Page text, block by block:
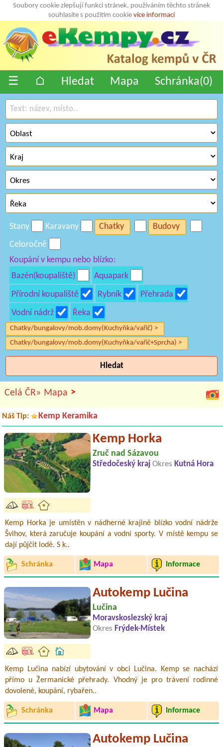
Soubory cookie zlepšují funkci stránek, používáním těchto stránek
souhlasíte s použitím cookie více informací
☰ ⌂ Hledat Mapa Schránka(0)
Stany Karavany Chatky
Budovy
Celoročně
Koupání v kempu nebo blízko:
Bazén(koupaliště)
Aquapark
Přírodní koupaliště
Rybník
Přehrada
Vodní nádrž
Řeka
Chatky/bungalovy/mob.domy(Kuchyňka/vařič) >
Chatky/bungalovy/mob.domy(Kuchyňka/vařič+Sprcha) >
Hledat
Celá ČR» Mapa >
Náš Tip: Kemp Keramika
Kemp Horka
Zruč nad Sázavou
Středočeský kraj Okres Kutná Hora
Kemp Horka je umístěn v nádherné krajině blízko vodní nádrže
Švihov, která zaručuje koupání a vodní sporty. V místě kempu se
dají půjčit lodě. S k..
Schránka Mapa Informace
Autokemp Lučina
Lučina
Moravskoslezský kraj
Okres Frýdek-Místek
Kemp Lučina nabízí ubytování v obci Lučina. Kemp se nachází
přímo u Žermanické přehrady. Vhodný je pro trávení rodinné
dovolené, koupání, rybařen..
Schránka Mapa Informace
Autokemp Lučina